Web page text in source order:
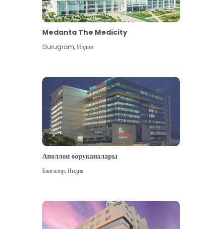
Medanta The Medicity
Gurugram,Индия
Аполлон ооруканалары
Бангалор,Индия